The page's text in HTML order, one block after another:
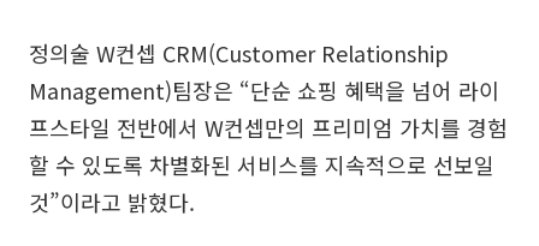
정의술 W컨셉 CRM(Customer Relationship
Management)팀장은 “단순 쇼핑 혜택을 넘어 라이
프스타일 전반에서 W컨셉만의 프리미엄 가치를 경험
할 수 있도록 차별화된 서비스를 지속적으로 선보일
것”이라고 밝혔다.